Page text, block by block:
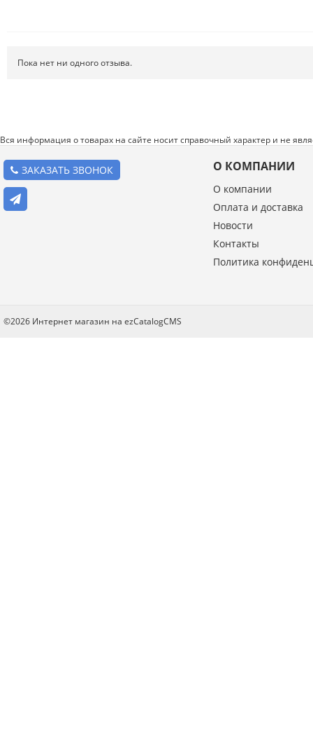
Пока нет ни одного отзыва.
Вся информация о товарах на сайте носит справочный характер и не
ЗАКАЗАТЬ ЗВОНОК О КОМПАНИИ
О компании
Оплата и доставка
Новости
Контакты
Политика
©2026 Интернет магазин на ezCatalogCMS